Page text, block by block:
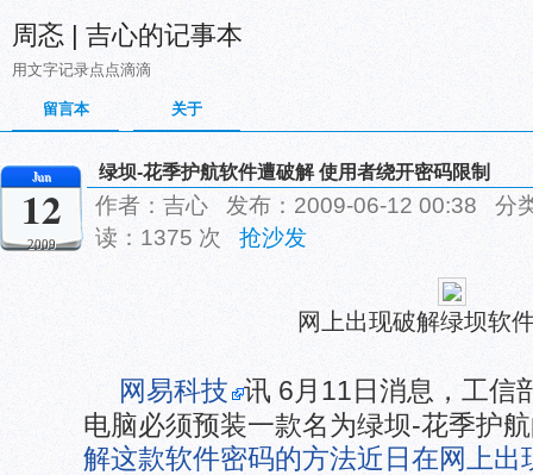
周忞 | 吉心的记事本
用文字记录点点滴滴
留言本 关于
Jun
12
2009
绿坝-花季护航软件遭破解 使用者绕开密码限制
作者：吉心 发布：2009-06-12 00:38 分
读：1375 次 抢沙发
网上出现破解绿坝软
网易科技 讯 6月11日消息，工信
电脑必须预装一款名为绿坝-花季护
解这款软件密码的方法近日在网上出